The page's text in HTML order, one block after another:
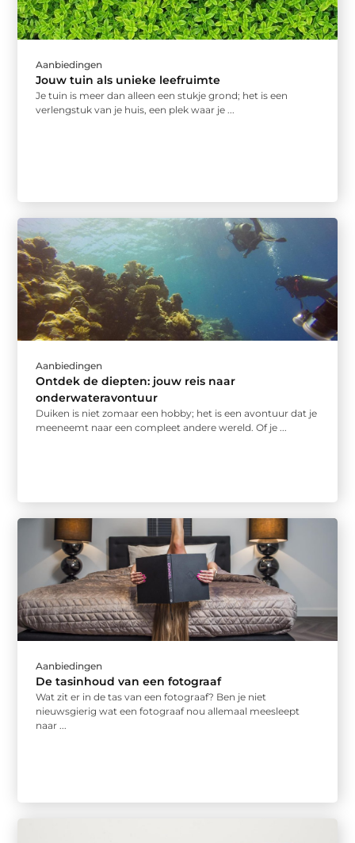
Aanbiedingen
Jouw tuin als unieke leefruimte
Je tuin is meer dan alleen een stukje grond; het is een
verlengstuk van je huis, een plek waar je ...
Aanbiedingen
Ontdek de diepten: jouw reis naar
onderwateravontuur
Duiken is niet zomaar een hobby; het is een avontuur dat je
meeneemt naar een compleet andere wereld. Of je ...
Aanbiedingen
De tasinhoud van een fotograaf
Wat zit er in de tas van een fotograaf? Ben je niet
nieuwsgierig wat een fotograaf nou allemaal meesleept
naar ...